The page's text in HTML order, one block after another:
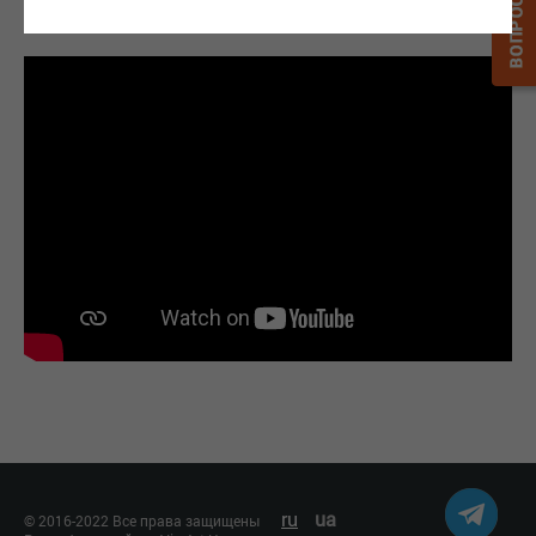
© 2016-2022 Все права защищены ru ua